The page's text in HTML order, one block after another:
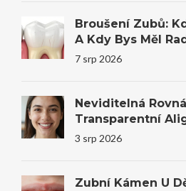
Broušení Zubů:
A Kdy Bys Měl
7 srp 2026
Neviditelná
Transparentní
Úsměvy I
3 srp 2026
Zubní Kámen U